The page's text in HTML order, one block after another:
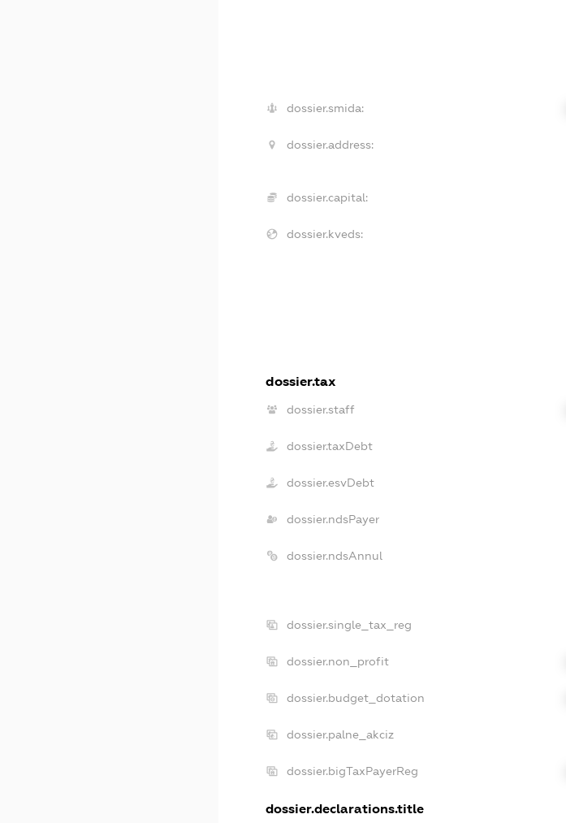
dossier.smida:
dossier.address:
dossier.capital:
dossier.kveds:
dossier.tax
dossier.staff
dossier.taxDebt
dossier.esvDebt
dossier.ndsPayer
dossier.ndsAnnul
dossier.single_tax_reg
dossier.non_profit
dossier.budget_dotation
dossier.palne_akciz
dossier.bigTaxPayerReg
dossier.declarations.title